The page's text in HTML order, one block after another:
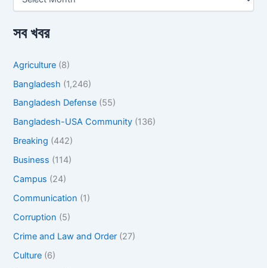
সব খবর
Agriculture (8)
Bangladesh (1,246)
Bangladesh Defense (55)
Bangladesh-USA Community (136)
Breaking (442)
Business (114)
Campus (24)
Communication (1)
Corruption (5)
Crime and Law and Order (27)
Culture (6)